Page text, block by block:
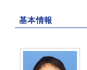
基本情報